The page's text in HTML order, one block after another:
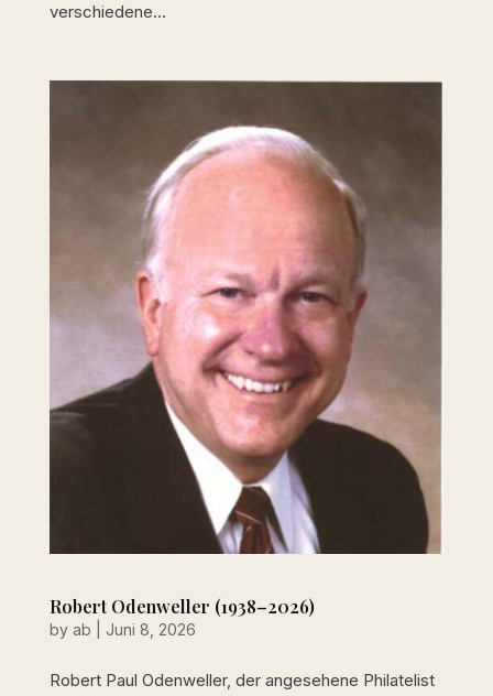
verschiedene...
Robert Odenweller (1938–2026)
by ab Juni 8, 2026
Robert Paul Odenweller, der angesehene Philatelist